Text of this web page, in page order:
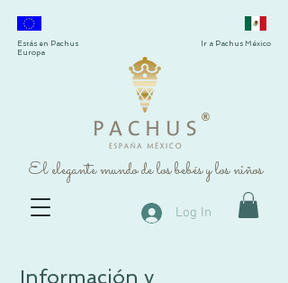
®
El elegante mundo de los bebés y los niños
Estás en Pachus
Europa
Ir a Pachus México
Log In
Información y